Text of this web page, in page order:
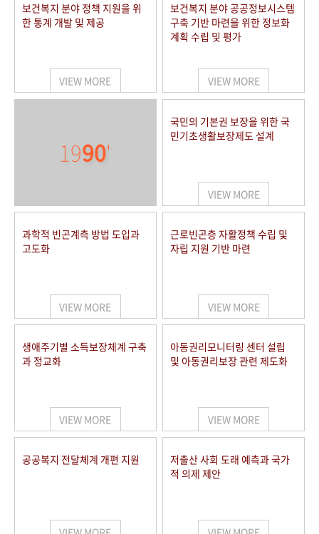
보건복지 분야 정책 지원을 위
한 통계 개발 및 제공
VIEW MORE
보건복지 분야 공공정보시스템
구축 기반 마련을 위한 정보화
계획 수립 및 평가
VIEW MORE
1990'
국민의 기본권 보장을 위한 국
민기초생활보장제도 설계
VIEW MORE
과학적 빈곤계측 방법 도입과
고도화
VIEW MORE
근로빈곤층 자활정책 수립 및
자립 지원 기반 마련
VIEW MORE
생애주기별 소득보장체계 구축
과 정교화
VIEW MORE
아동권리모니터링 센터 설립
및 아동권리보장 관련 제도화
VIEW MORE
공공복지 전달체계 개편 지원
저출산 사회 도래 예측과 국가
적 의제 제안